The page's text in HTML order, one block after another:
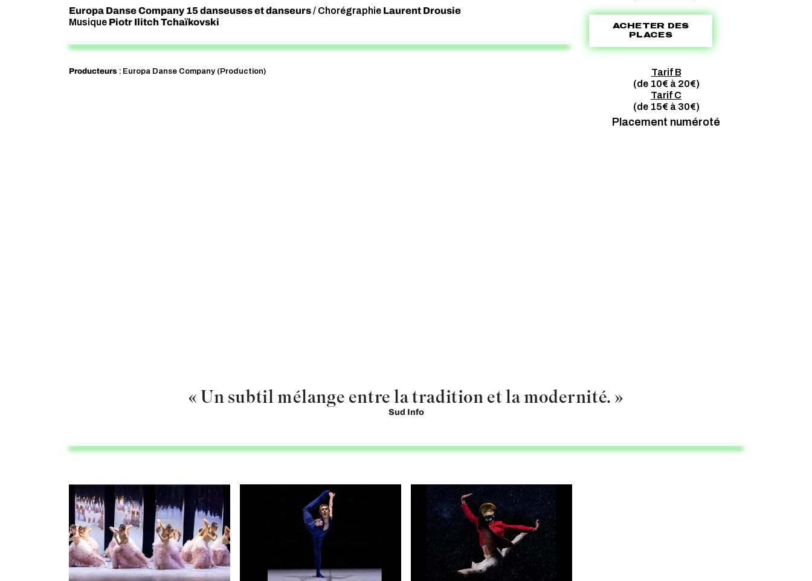
ACHETER DES
PLACES
Tarif B
(de 10€ à 20€)
Tarif C
(de 15€ à 30€)
Placement numéroté
Europa Danse Company 15 danseuses et danseurs/ Chorégraphie Laurent Drousie
Musique Piotr Ilitch Tchaïkovski
Producteurs : Europa Danse Company (Production)
« Un subtil mélange entre la tradition et la modernité. »
Sud Info